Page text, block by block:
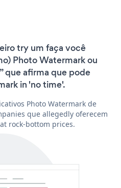
try um faça você
Photo Watermark ou
que afirma que pode
in 'no time'.
Photo Watermark de
que allegedly oferecem
rock-bottom prices.